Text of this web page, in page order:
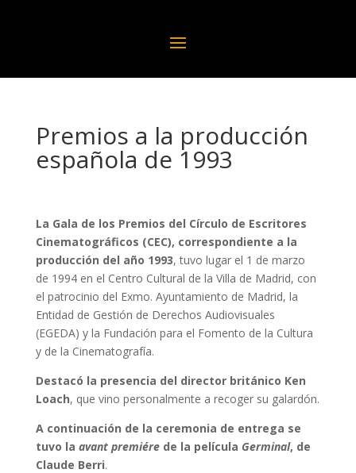
Premios a la producción
española de 1993
La Gala de los Premios del Círculo de Escritores
Cinematográficos (CEC), correspondiente a la
producción del año 1993, tuvo lugar el 1 de marzo
de 1994 en el Centro Cultural de la Villa de Madrid, con
el patrocinio del Exmo. Ayuntamiento de Madrid, la
Entidad de Gestión de Derechos Audiovisuales
(EGEDA) y la Fundación para el Fomento de la Cultura
y de la Cinematografía.
Destacó la presencia del director británico Ken
Loach, que vino personalmente a recoger su galardón.
A continuación de la ceremonia de entrega se
tuvo la avant premiérede la película Germinal, de
Claude Berri.